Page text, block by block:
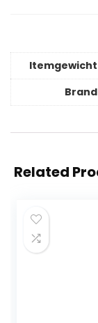
Itemgewicht
Brand
Related